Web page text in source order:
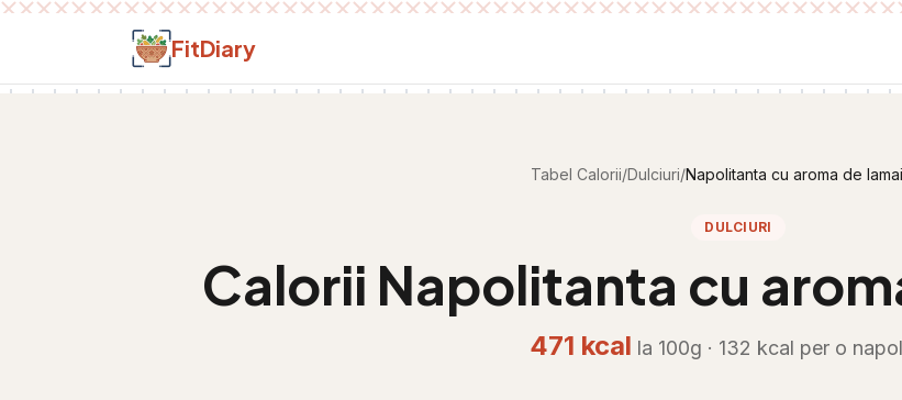
Salt la conținut
FitDiary
Tabel Calorii/Dulciuri/Napolitanta cu aroma de
DULCIURI
Calorii Napolitanta cu
471 kcal la 100g · 132 kcal per o